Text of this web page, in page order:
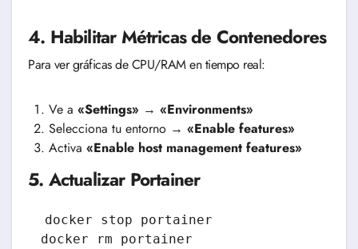
4. Habilitar Métricas de Contenedores
Para ver gráficas de CPU/RAM en tiempo real:
Ve a «Settings» → «Environments»
Selecciona tu entorno → «Enable features»
Activa «Enable host management features»
5. Actualizar Portainer
docker stop portainer
docker rm portainer